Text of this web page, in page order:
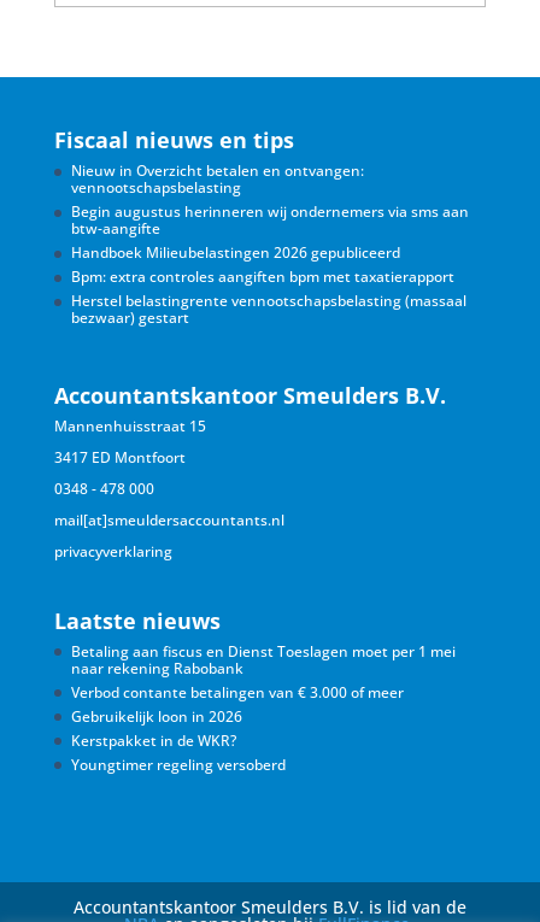
archief
Fiscaal nieuws en tips
Nieuw in Overzicht betalen en ontvangen:
vennootschapsbelasting
Begin augustus herinneren wij ondernemers via sms aan
btw-aangifte
Handboek Milieubelastingen 2026 gepubliceerd
Bpm: extra controles aangiften bpm met taxatierapport
Herstel belastingrente vennootschapsbelasting (massaal
bezwaar) gestart
Accountantskantoor Smeulders B.V.
Mannenhuisstraat 15
3417 ED Montfoort
0348 - 478 000
mail[at]smeuldersaccountants.nl
privacyverklaring
Laatste nieuws
Betaling aan fiscus en Dienst Toeslagen moet per 1 mei
naar rekening Rabobank
Verbod contante betalingen van € 3.000 of meer
Gebruikelijk loon in 2026
Kerstpakket in de WKR?
Youngtimer regeling versoberd
Accountantskantoor Smeulders B.V. is lid van de